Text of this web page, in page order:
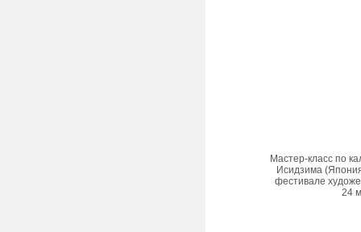
Мастер-класс по
Исидзима
фестивале
24